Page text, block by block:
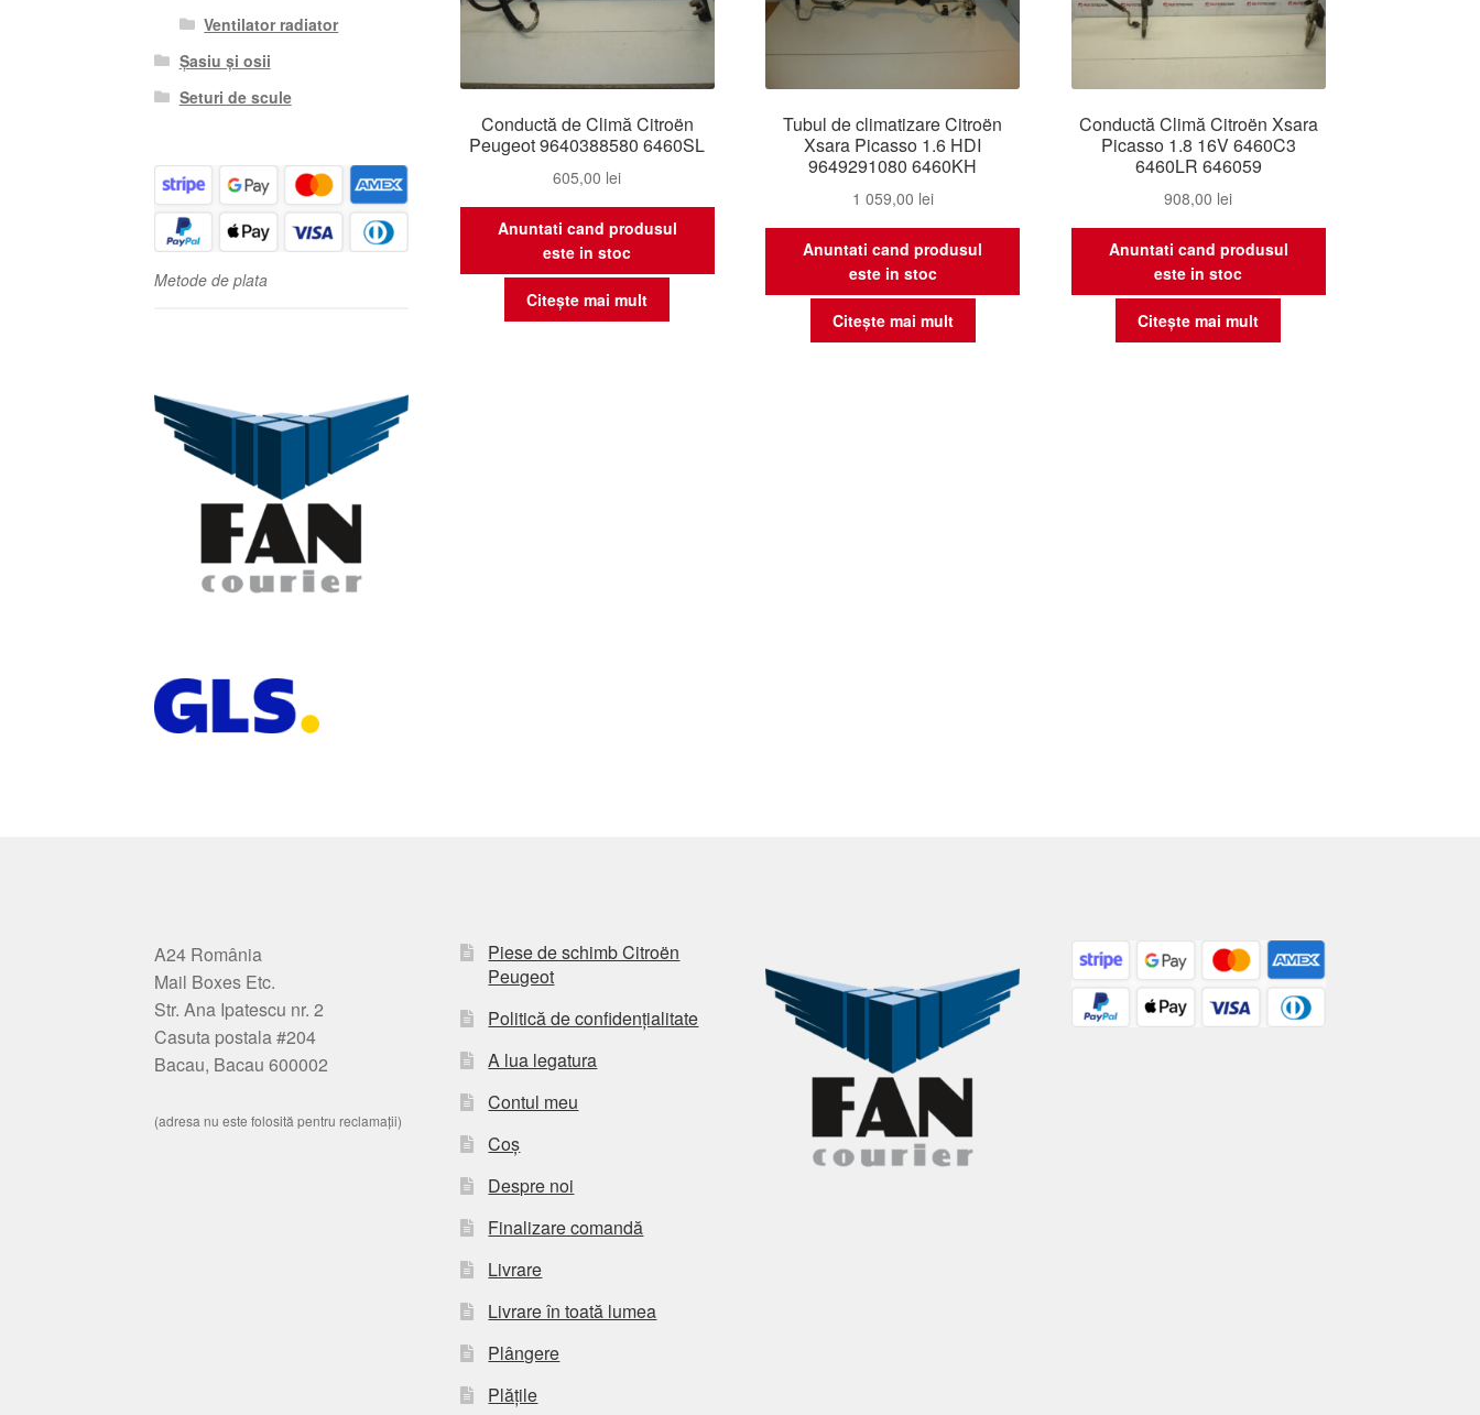
Conductă de Climă Citroën
Peugeot 9640388580 6460SL
605,00 lei
Anuntati cand produsul
este in stoc
Citește mai mult
Tubul de climatizare Citroën
Xsara Picasso 1.6 HDI
9649291080 6460KH
1 059,00 lei
Anuntati cand produsul
este in stoc
Citește mai mult
Conductă Climă Citroën Xsara
Picasso 1.8 16V 6460C3
6460LR 646059
908,00 lei
Anuntati cand produsul
este in stoc
Citește mai mult
Ventilator radiator
Șasiu și osii
Seturi de scule
Metode de plata
A24 România
Mail Boxes Etc.
Str. Ana Ipatescu nr. 2
Casuta postala #204
Bacau, Bacau 600002
(adresa nu este folosită pentru reclamații)
Piese de schimb Citroën
Peugeot
Politică de confidențialitate
A lua legatura
Contul meu
Coș
Despre noi
Finalizare comandă
Livrare
Livrare în toată lumea
Plângere
Plățile